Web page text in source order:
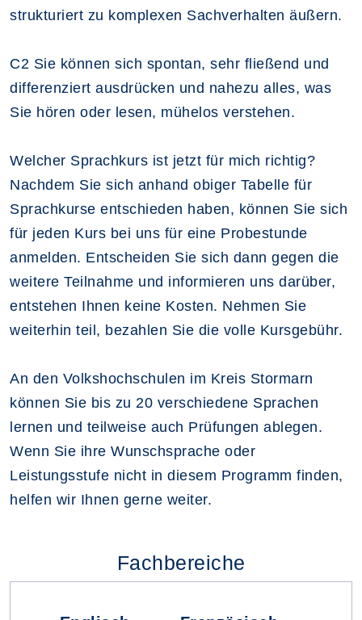
strukturiert zu komplexen Sachverhalten äußern.
C2 Sie können sich spontan, sehr fließend und
differenziert ausdrücken und nahezu alles, was
Sie hören oder lesen, mühelos verstehen.
Welcher Sprachkurs ist jetzt für mich richtig?
Nachdem Sie sich anhand obiger Tabelle für
Sprachkurse entschieden haben, können Sie sich
für jeden Kurs bei uns für eine Probestunde
anmelden. Entscheiden Sie sich dann gegen die
weitere Teilnahme und informieren uns darüber,
entstehen Ihnen keine Kosten. Nehmen Sie
weiterhin teil, bezahlen Sie die volle Kursgebühr.
An den Volkshochschulen im Kreis Stormarn
können Sie bis zu 20 verschiedene Sprachen
lernen und teilweise auch Prüfungen ablegen.
Wenn Sie ihre Wunschsprache oder
Leistungsstufe nicht in diesem Programm finden,
helfen wir Ihnen gerne weiter.
Fachbereiche